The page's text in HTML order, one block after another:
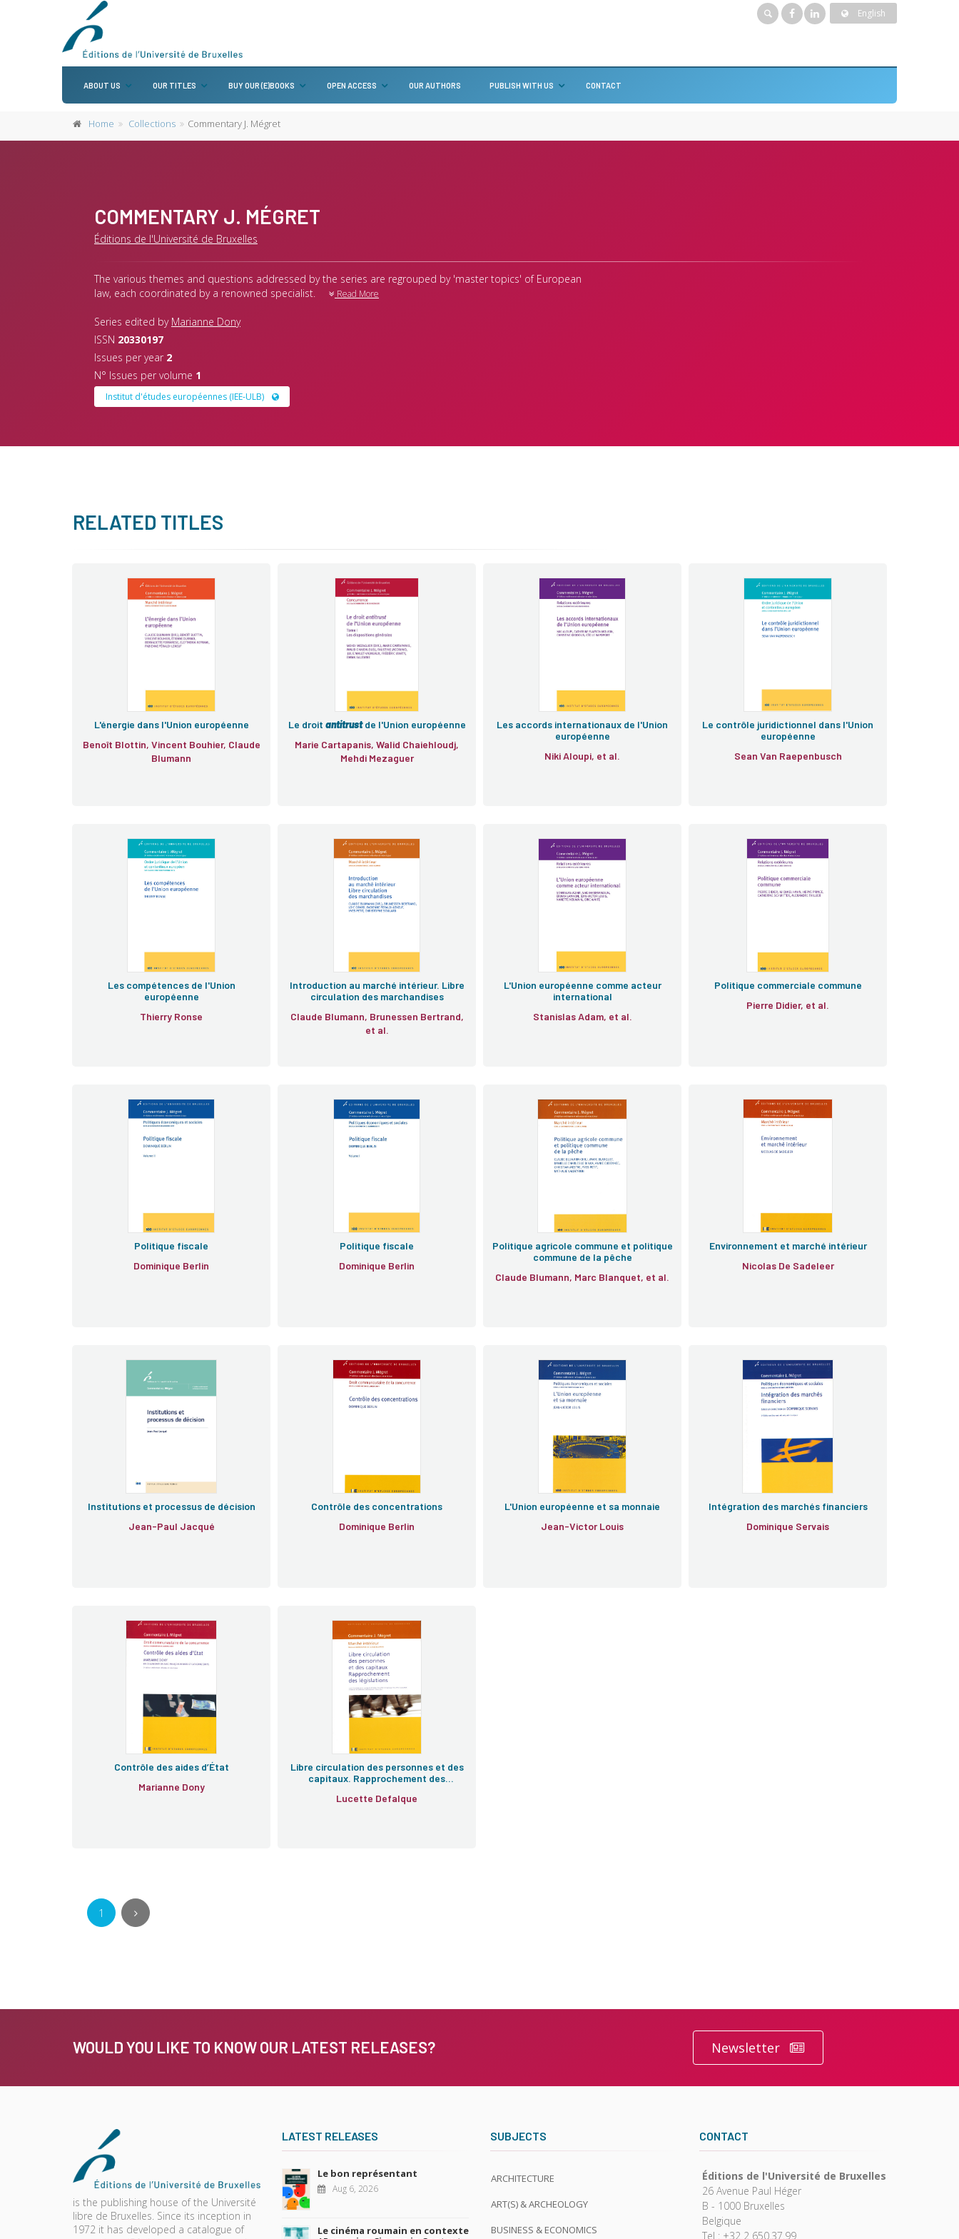
English
ABOUT US OUR TITLES BUY OUR (E)BOOKS OPEN ACCESS OUR AUTHORS PUBLISH WITH US CONTACT
Home Collections Commentary J. Mégret
COMMENTARY J. MÉGRET
Éditions de l'Université de Bruxelles
The various themes and questions addressed by the series are regrouped by 'master topics' of European
law, each coordinated by a renowned specialist.
Read More
Series edited by Marianne Dony
ISSN 20330197
Issues per year 2
N° Issues per volume 1
Institut d'études européennes (IEE-ULB)
RELATED TITLES
L'énergie dans l'Union européenne
Benoît Blottin, Vincent Bouhier, Claude
Blumann
Le droit antitrustde l'Union européenne
Marie Cartapanis, Walid Chaiehloudj,
Mehdi Mezaguer
Les accords internationaux de l'Union
européenne
Niki Aloupi, et al.
Le contrôle juridictionnel dans l'Union
européenne
Sean Van Raepenbusch
Les compétences de l'Union
européenne
Thierry Ronse
Introduction au marché intérieur. Libre
circulation des marchandises
Claude Blumann, Brunessen Bertrand,
et al.
L'Union européenne comme acteur
international
Stanislas Adam, et al.
Politique commerciale commune
Pierre Didier, et al.
Politique fiscale
Dominique Berlin
Politique fiscale
Dominique Berlin
Politique agricole commune et politique
commune de la pêche
Claude Blumann, Marc Blanquet, et al.
Environnement et marché intérieur
Nicolas De Sadeleer
Institutions et processus de décision
Jean-Paul Jacqué
Contrôle des concentrations
Dominique Berlin
L'Union européenne et sa monnaie
Jean-Victor Louis
Intégration des marchés financiers
Dominique Servais
Contrôle des aides d’État
Marianne Dony
Libre circulation des personnes et des
capitaux. Rapprochement des
Lucette Defalque
1
WOULD YOU LIKE TO KNOW OUR LATEST RELEASES? Newsletter
is the publishing house of the Université
libre de Bruxelles. Since its inception in
1972 it has developed a catalogue of
LATEST RELEASES
Le bon représentant
Aug 6, 2026
Le cinéma roumain en contexte
SUBJECTS
ARCHITECTURE
ART(S) & ARCHEOLOGY
BUSINESS & ECONOMICS
CONTACT
Éditions de l'Université de Bruxelles
26 Avenue Paul Héger
B - 1000 Bruxelles
Belgique
Tel : +32 2 650.37.99